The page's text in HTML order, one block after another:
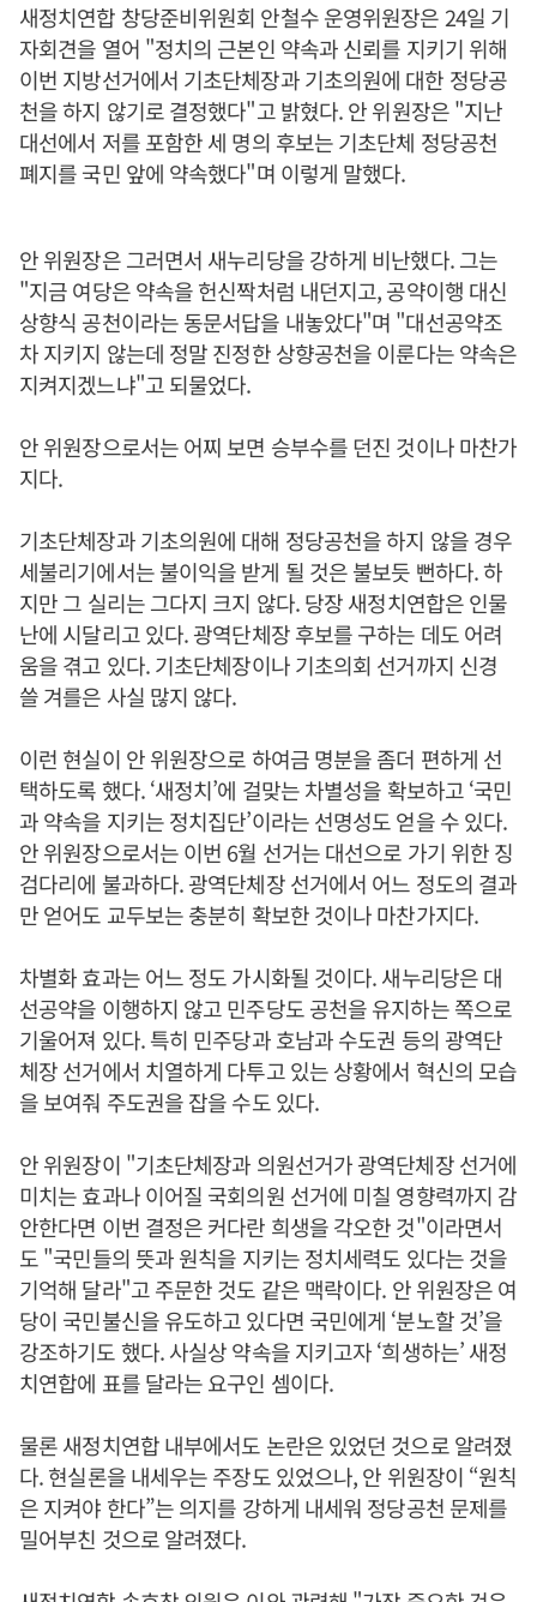
새정치연합 창당준비위원회 안철수 운영위원장은 24일 기
자회견을 열어 "정치의 근본인 약속과 신뢰를 지키기 위해
이번 지방선거에서 기초단체장과 기초의원에 대한 정당공
천을 하지 않기로 결정했다"고 밝혔다. 안 위원장은 "지난
대선에서 저를 포함한 세 명의 후보는 기초단체 정당공천
폐지를 국민 앞에 약속했다"며 이렇게 말했다.
안 위원장은 그러면서 새누리당을 강하게 비난했다. 그는
"지금 여당은 약속을 헌신짝처럼 내던지고, 공약이행 대신
상향식 공천이라는 동문서답을 내놓았다"며 "대선공약조
차 지키지 않는데 정말 진정한 상향공천을 이룬다는 약속은
지켜지겠느냐"고 되물었다.
안 위원장으로서는 어찌 보면 승부수를 던진 것이나 마찬가
지다.
기초단체장과 기초의원에 대해 정당공천을 하지 않을 경우
세불리기에서는 불이익을 받게 될 것은 불보듯 뻔하다. 하
지만 그 실리는 그다지 크지 않다. 당장 새정치연합은 인물
난에 시달리고 있다. 광역단체장 후보를 구하는 데도 어려
움을 겪고 있다. 기초단체장이나 기초의회 선거까지 신경
쓸 겨를은 사실 많지 않다.
이런 현실이 안 위원장으로 하여금 명분을 좀더 편하게 선
택하도록 했다. ‘새정치’에 걸맞는 차별성을 확보하고 ‘국민
과 약속을 지키는 정치집단’이라는 선명성도 얻을 수 있다.
안 위원장으로서는 이번 6월 선거는 대선으로 가기 위한 징
검다리에 불과하다. 광역단체장 선거에서 어느 정도의 결과
만 얻어도 교두보는 충분히 확보한 것이나 마찬가지다.
차별화 효과는 어느 정도 가시화될 것이다. 새누리당은 대
선공약을 이행하지 않고 민주당도 공천을 유지하는 쪽으로
기울어져 있다. 특히 민주당과 호남과 수도권 등의 광역단
체장 선거에서 치열하게 다투고 있는 상황에서 혁신의 모습
을 보여줘 주도권을 잡을 수도 있다.
안 위원장이 "기초단체장과 의원선거가 광역단체장 선거에
미치는 효과나 이어질 국회의원 선거에 미칠 영향력까지 감
안한다면 이번 결정은 커다란 희생을 각오한 것"이라면서
도 "국민들의 뜻과 원칙을 지키는 정치세력도 있다는 것을
기억해 달라"고 주문한 것도 같은 맥락이다. 안 위원장은 여
당이 국민불신을 유도하고 있다면 국민에게 ‘분노할 것’을
강조하기도 했다. 사실상 약속을 지키고자 ‘희생하는’ 새정
치연합에 표를 달라는 요구인 셈이다.
물론 새정치연합 내부에서도 논란은 있었던 것으로 알려졌
다. 현실론을 내세우는 주장도 있었으나, 안 위원장이 “원칙
은 지켜야 한다”는 의지를 강하게 내세워 정당공천 문제를
밀어부친 것으로 알려졌다.